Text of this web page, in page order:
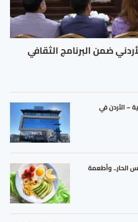
ضمن البرنامج الثقافي
– الأردن في
الحار.. وأطعمة